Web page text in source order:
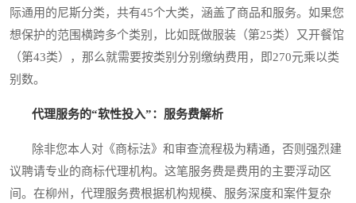
际通用的尼斯分类，共有45个大类，涵盖了商品和服务。如果您
想保护的范围横跨多个类别，比如既做服装（第25类）又开餐馆
（第43类），那么就需要按类别分别缴纳费用，即270元乘以类
别数。
代理服务的“软性投入”：服务费解析
除非您本人对《商标法》和审查流程极为精通，否则强烈建
议聘请专业的商标代理机构。这笔服务费是费用的主要浮动区
间。在柳州，代理服务费根据机构规模、服务深度和案件复杂